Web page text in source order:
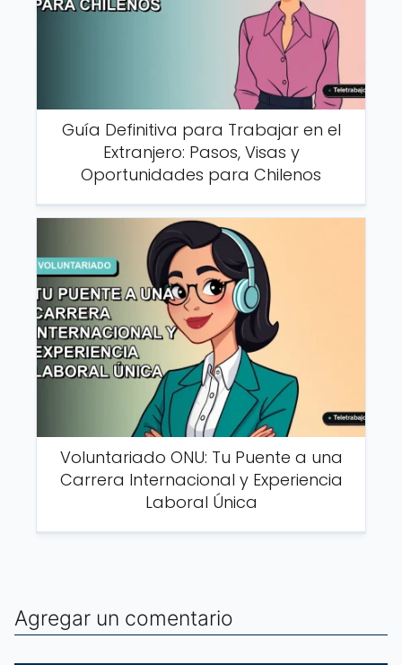
Guía Definitiva para Trabajar en el
Extranjero: Pasos, Visas y
Oportunidades para Chilenos
Voluntariado ONU: Tu Puente a una
Carrera Internacional y Experiencia
Laboral Única
Agregar un comentario